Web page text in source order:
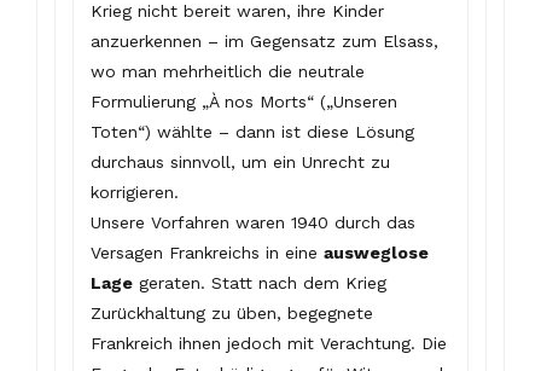
Krieg nicht bereit waren, ihre Kinder
anzuerkennen – im Gegensatz zum Elsass,
wo man mehrheitlich die neutrale
Formulierung „À nos Morts“ („Unseren
Toten“) wählte – dann ist diese Lösung
durchaus sinnvoll, um ein Unrecht zu
korrigieren.
Unsere Vorfahren waren 1940 durch das
Versagen Frankreichs in eine ausweglose
Lage geraten. Statt nach dem Krieg
Zurückhaltung zu üben, begegnete
Frankreich ihnen jedoch mit Verachtung. Die